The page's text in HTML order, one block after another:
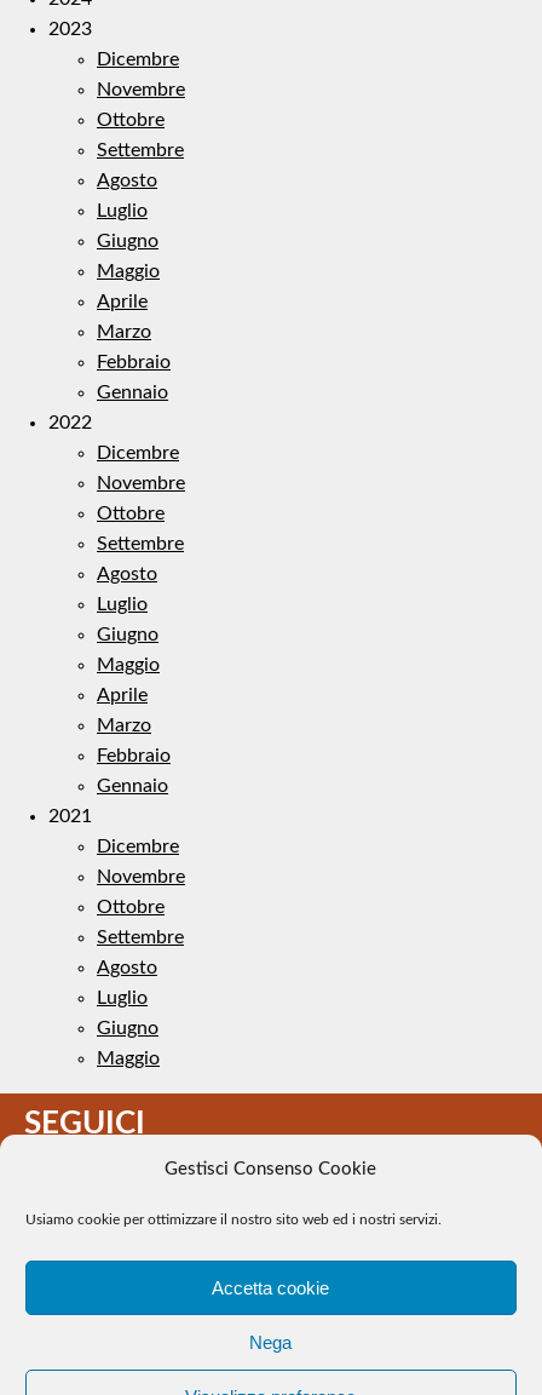
Gestisci Consenso Cookie
Usiamo cookie per ottimizzare il nostro sito web ed i nostri servizi.
Accetta cookie
Nega
2023
Dicembre
Novembre
Ottobre
Settembre
Agosto
Luglio
Giugno
Maggio
Aprile
Marzo
Febbraio
Gennaio
2022
Dicembre
Novembre
Ottobre
Settembre
Agosto
Luglio
Giugno
Maggio
Aprile
Marzo
Febbraio
Gennaio
2021
Dicembre
Novembre
Ottobre
Settembre
Agosto
Luglio
Giugno
Maggio
SEGUICI
pubblico dominio. Se il loro uso costituisce una violazione dei